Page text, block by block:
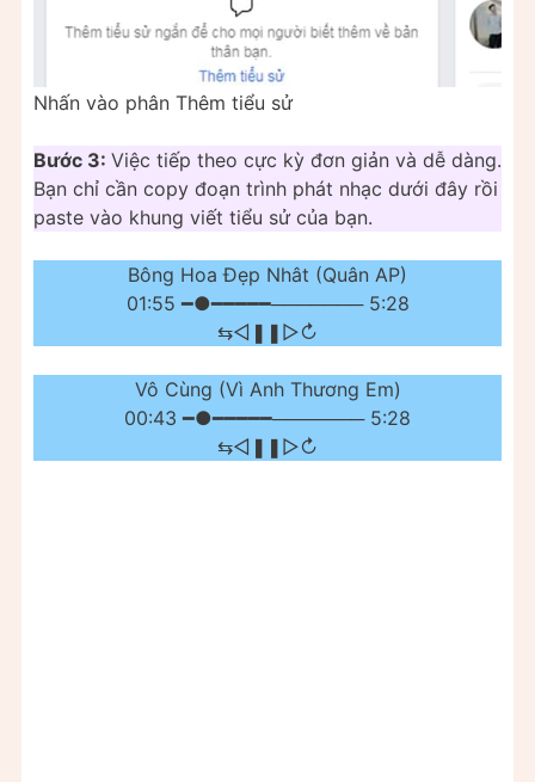
Nhấn vào phân Thêm tiểu sử
Bước 3: Việc tiếp theo cực kỳ đơn giản và dễ dàng.
Bạn chỉ cần copy đoạn trình phát nhạc dưới đây rồi
paste vào khung viết tiểu sử của bạn.
Bông Hoa Đẹp Nhât (Quân AP)
01:55 ━●━━━━━─────── 5:28
⇆ㅤㅤㅤㅤ◁ㅤㅤ❚❚ㅤㅤ▷ㅤㅤㅤㅤ↻
Vô Cùng (Vì Anh Thương Em)
00:43 ━●━━━━━─────── 5:28
⇆ㅤㅤㅤㅤ◁ㅤㅤ❚❚ㅤㅤ▷ㅤㅤㅤㅤ↻